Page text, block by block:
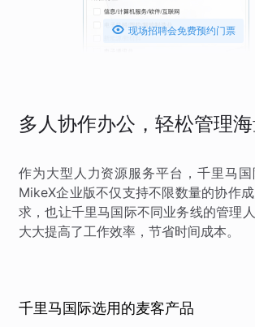
 现场招聘会免费预约门票
多人协作办公，轻松管理
作为大型人力资源服务平台，千里马
MikeX企业版不仅支持不限数量的协作
求，也让千里马国际不同业务线的管理
大大提高了工作效率，节省时间成本。
千里马国际选用的麦客产品